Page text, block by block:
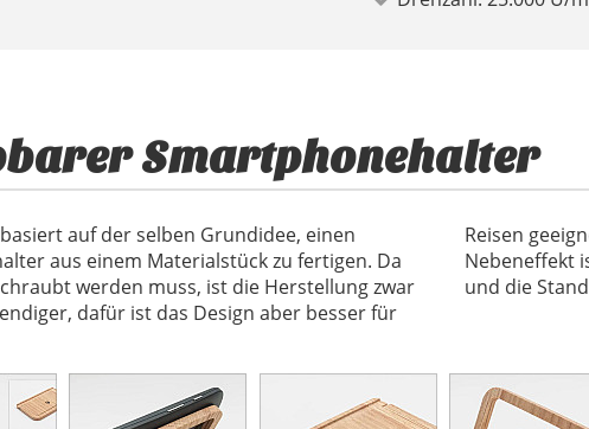
Smartphonehalter
auf der selben Grundidee, einen
aus einem Materialstück zu fertigen. Da
werden muss, ist die Herstellung zwar
dafür ist das Design aber besser für
weil man kein Teil verlieren kann. Ein netter
dass sich der Winkel beliebig verstellen lässt
und die